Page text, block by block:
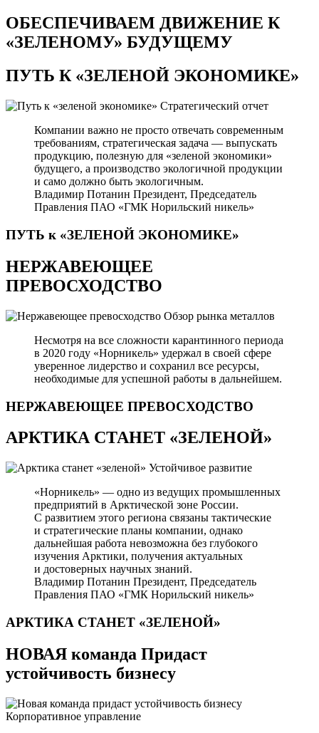
ОБЕСПЕЧИВАЕМ ДВИЖЕНИЕ К
«ЗЕЛЕНОМУ» БУДУЩЕМУ
ПУТЬ К«ЗЕЛЕНОЙ ЭКОНОМИКЕ»
Стратегический отчет
Компании важно не просто отвечать современным
требованиям, стратегическая задача — выпускать
продукцию, полезную для «зеленой экономики»
будущего, а производство экологичной продукции
и само должно быть экологичным.
Владимир Потанин Президент, Председатель
Правления ПАО «ГМК Норильский никель»
ПУТЬ к «ЗЕЛЕНОЙ ЭКОНОМИКЕ»
НЕРЖАВЕЮЩЕЕ
ПРЕВОСХОДСТВО
Обзор рынка металлов
Несмотря на все сложности карантинного периода
в 2020 году «Норникель» удержал в своей сфере
уверенное лидерство и сохранил все ресурсы,
необходимые для успешной работы в дальнейшем.
НЕРЖАВЕЮЩЕЕ ПРЕВОСХОДСТВО
АРКТИКА СТАНЕТ «ЗЕЛЕНОЙ»
Устойчивое развитие
«Норникель» — одно из ведущих промышленных
предприятий в Арктической зоне России.
С развитием этого региона связаны тактические
и стратегические планы компании, однако
дальнейшая работа невозможна без глубокого
изучения Арктики, получения актуальных
и достоверных научных знаний.
Владимир Потанин Президент, Председатель
Правления ПАО «ГМК Норильский никель»
АРКТИКА СТАНЕТ «ЗЕЛЕНОЙ»
НОВАЯ команда Придаст
устойчивость бизнесу
Корпоративное управление